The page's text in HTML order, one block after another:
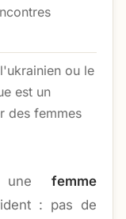
ou le
est un
des femmes
une femme
: pas de